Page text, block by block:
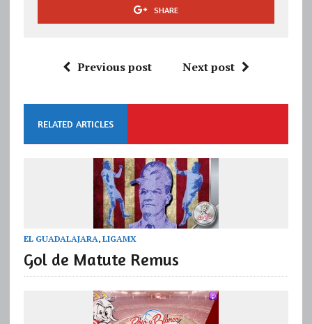
SHARE
Previous post Next post
RELATED ARTICLES
EL GUADALAJARA, LIGAMX
Gol de Matute Remus